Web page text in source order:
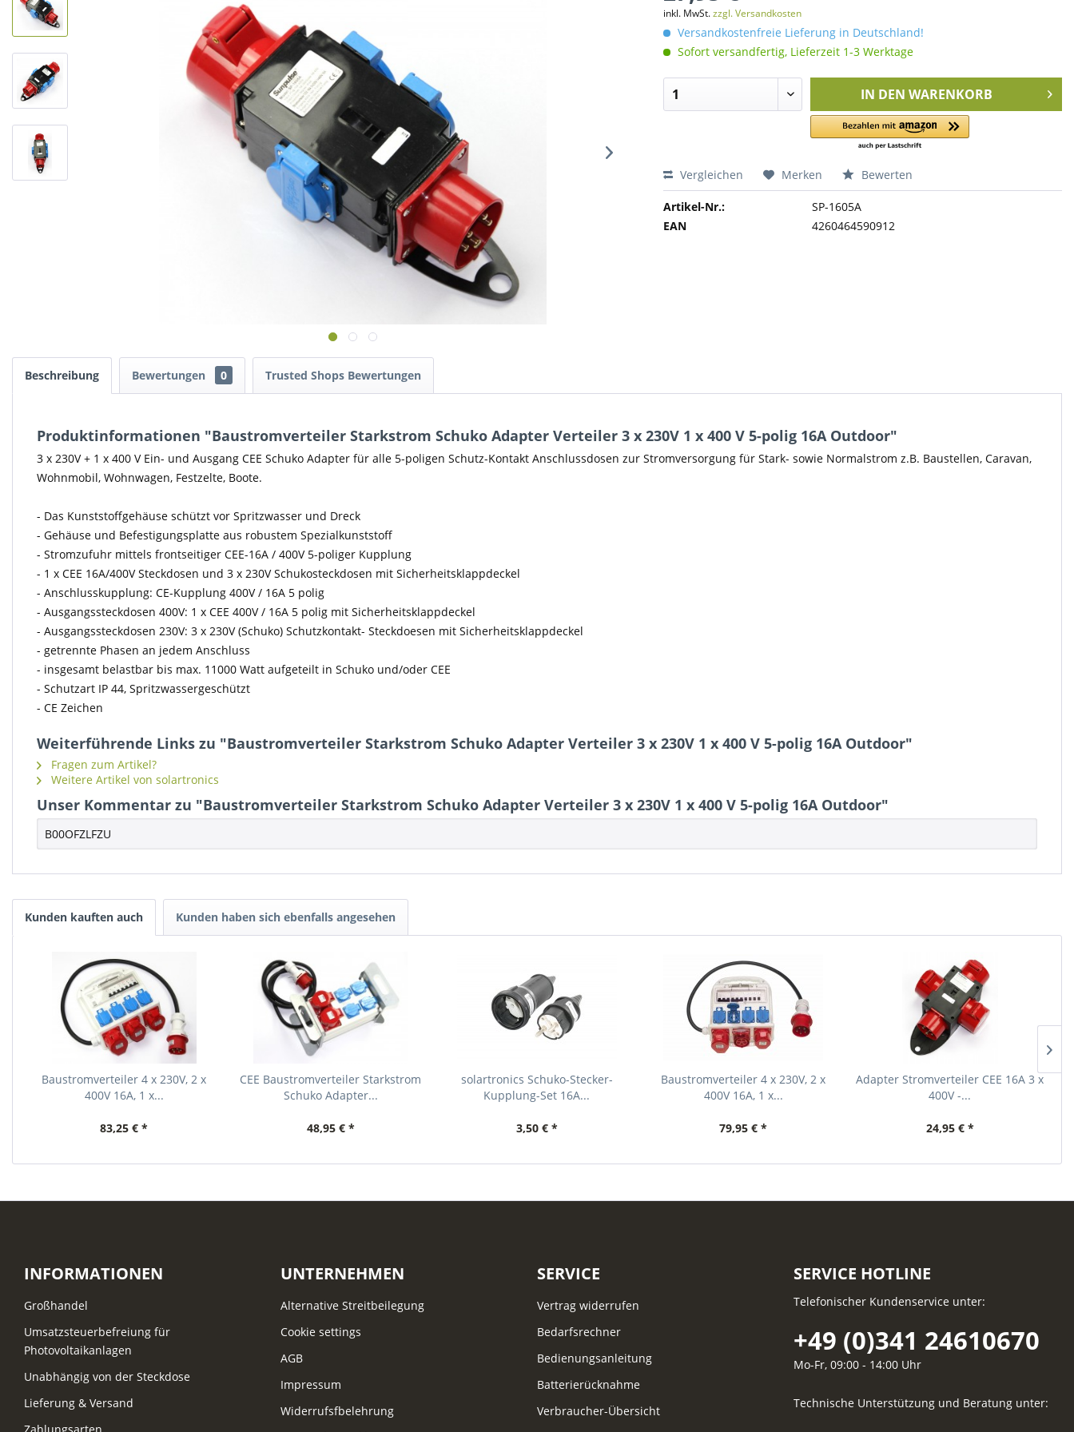
inkl. MwSt.zzgl. Versandkosten
Versandkostenfreie Lieferung in Deutschland!
Sofort versandfertig, Lieferzeit 1-3 Werktage
IN DEN WARENKORB
Vergleichen Merken Bewerten
Artikel-Nr.:
SP-1605A
EAN
4260464590912
Beschreibung Bewertungen 0 Trusted Shops Bewertungen
Produktinformationen "Baustromverteiler Starkstrom Schuko Adapter Verteiler 3 x 230V 1 x 400 V 5-polig 16A Outdoor"
3 x 230V + 1 x 400 V Ein- und Ausgang CEE Schuko Adapter für alle 5-poligen Schutz-Kontakt Anschlussdosen zur Stromversorgung für Stark- sowie Normalstrom z.B. Baustellen, Caravan,
Wohnmobil, Wohnwagen, Festzelte, Boote.
- Das Kunststoffgehäuse schützt vor Spritzwasser und Dreck
- Gehäuse und Befestigungsplatte aus robustem Spezialkunststoff
- Stromzufuhr mittels frontseitiger CEE-16A / 400V 5-poliger Kupplung
- 1 x CEE 16A/400V Steckdosen und 3 x 230V Schukosteckdosen mit Sicherheitsklappdeckel
- Anschlusskupplung: CE-Kupplung 400V / 16A 5 polig
- Ausgangssteckdosen 400V: 1 x CEE 400V / 16A 5 polig mit Sicherheitsklappdeckel
- Ausgangssteckdosen 230V: 3 x 230V (Schuko) Schutzkontakt- Steckdoesen mit Sicherheitsklappdeckel
- getrennte Phasen an jedem Anschluss
- insgesamt belastbar bis max. 11000 Watt aufgeteilt in Schuko und/oder CEE
- Schutzart IP 44, Spritzwassergeschützt
- CE Zeichen
Weiterführende Links zu "Baustromverteiler Starkstrom Schuko Adapter Verteiler 3 x 230V 1 x 400 V 5-polig 16A Outdoor"
Fragen zum Artikel?
Weitere Artikel von solartronics
Unser Kommentar zu "Baustromverteiler Starkstrom Schuko Adapter Verteiler 3 x 230V 1 x 400 V 5-polig 16A Outdoor"
B00OFZLFZU
Kunden kauften auch Kunden haben sich ebenfalls angesehen
Baustromverteiler 4 x 230V, 2 x
400V 16A, 1 x...
83,25 € *
CEE Baustromverteiler Starkstrom
Schuko Adapter...
48,95 € *
solartronics Schuko-Stecker-
Kupplung-Set 16A...
3,50 € *
Baustromverteiler 4 x 230V, 2 x
400V 16A, 1 x...
79,95 € *
Adapter Stromverteiler CEE 16A 3 x
400V -...
24,95 € *
INFORMATIONEN
Großhandel
Umsatzsteuerbefreiung für
Photovoltaikanlagen
Unabhängig von der Steckdose
Lieferung & Versand
Zahlungsarten
UNTERNEHMEN
Alternative Streitbeilegung
Cookie settings
AGB
Impressum
Widerrufsfbelehrung
SERVICE
Vertrag widerrufen
Bedarfsrechner
Bedienungsanleitung
Batterierücknahme
Verbraucher-Übersicht
SERVICE HOTLINE
Telefonischer Kundenservice unter:
+49 (0)341 24610670
Mo-Fr, 09:00 - 14:00 Uhr
Technische Unterstützung und Beratung unter: